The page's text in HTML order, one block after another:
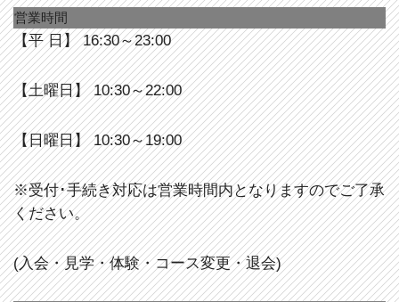
営業時間
【平 日】 16:30～23:00
【土曜日】 10:30～22:00
【日曜日】 10:30～19:00
※受付･手続き対応は営業時間内となりますのでご了承
ください。
(入会・見学・体験・コース変更・退会)